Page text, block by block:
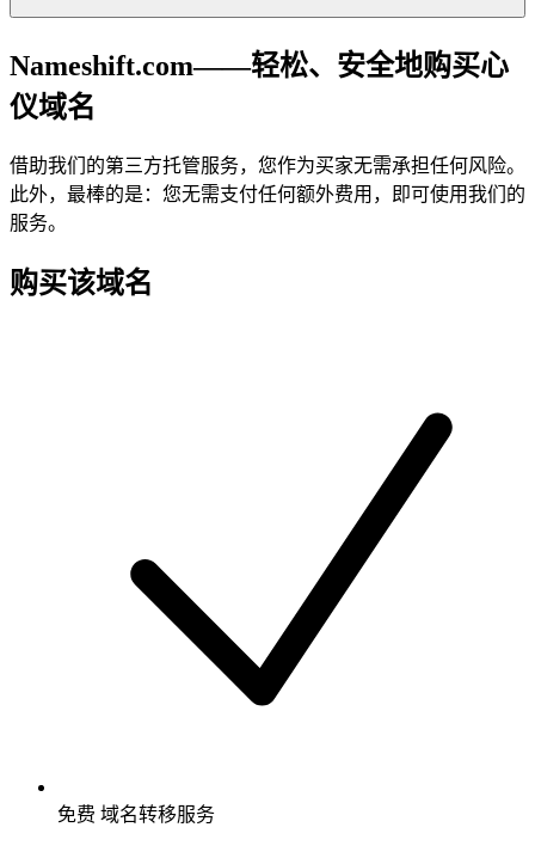
Nameshift.com——轻松、安全地购买心
仪域名
借助我们的第三方托管服务，您作为买家无需承担任何风险。
此外，最棒的是：您无需支付任何额外费用，即可使用我们的
服务。
购买该域名
免费 域名转移服务